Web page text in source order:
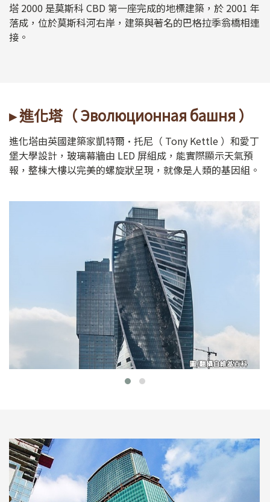
塔 2000 是莫斯科 CBD 第一座完成的地標建築，於 2001 年
落成，位於莫斯科河右岸，建築與著名的巴格拉季翁橋相連
接。
▸ 進化塔（ Эволюционная башня ）
進化塔由英國建築家凱特爾·托尼（ Tony Kettle ）和愛丁
堡大學設計，玻璃幕牆由 LED 屏組成，能實際顯示天氣預
報，整棟大樓以完美的螺旋狀呈現，就像是人類的基因組。